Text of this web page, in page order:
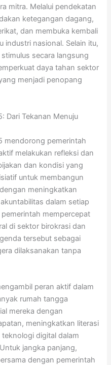
mitra. Melalui pendekatan
ketegangan dagang,
dan membuka kembali
industri nasional. Selain itu,
secara langsung
daya tahan sektor
menjadi penopang
Dari Tekanan Menuju
mendorong pemerintah
melakukan refleksi dan
dan kondisi yang
untuk membangun
meningkatkan
dalam setiap
mempercepat
di sektor birokrasi dan
tersebut sebagai
dilaksanakan tanpa
peran aktif dalam
rumah tangga
mereka dengan
meningkatkan literasi
digital dalam
jangka panjang,
dengan pemerintah